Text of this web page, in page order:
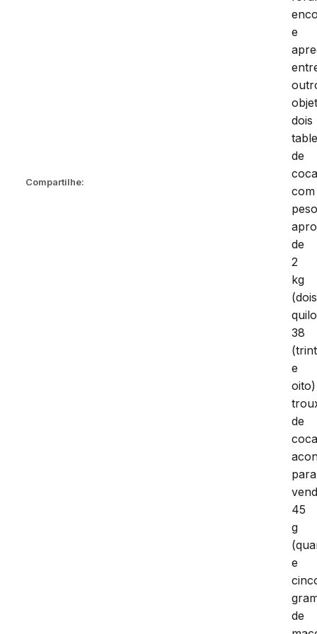
Compartilhe:
e
dois
de
com
de
2
kg
(dois
38
e
oito)
de
para
45
g
e
de